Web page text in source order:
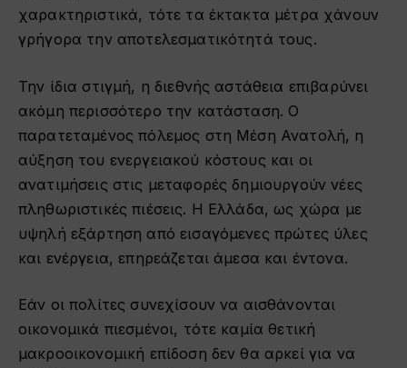
χαρακτηριστικά, τότε τα έκτακτα μέτρα χάνουν
γρήγορα την αποτελεσματικότητά τους.
Την ίδια στιγμή, η διεθνής αστάθεια επιβαρύνει
ακόμη περισσότερο την κατάσταση. Ο
παρατεταμένος πόλεμος στη Μέση Ανατολή, η
αύξηση του ενεργειακού κόστους και οι
ανατιμήσεις στις μεταφορές δημιουργούν νέες
πληθωριστικές πιέσεις. Η Ελλάδα, ως χώρα με
υψηλή εξάρτηση από εισαγόμενες πρώτες ύλες
και ενέργεια, επηρεάζεται άμεσα και έντονα.
Εάν οι πολίτες συνεχίσουν να αισθάνονται
οικονομικά πιεσμένοι, τότε καμία θετική
μακροοικονομική επίδοση δεν θα αρκεί για να